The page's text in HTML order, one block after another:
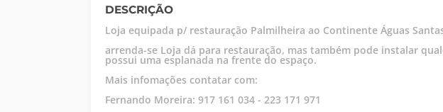
DESCRIÇÃO
Loja equipada p/ restauração Palmilheira ao Continente Águas
arrenda-se Loja dá para restauração, mas também pode instalar
possui uma esplanada na frente do espaço.
Mais infomações contatar com:
Fernando Moreira: 917 161 034 - 223 171 971